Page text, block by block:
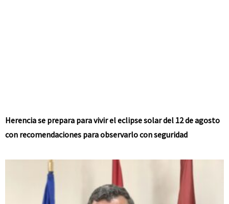
Herencia se prepara para vivir el eclipse solar del 12 de agosto
con recomendaciones para observarlo con seguridad